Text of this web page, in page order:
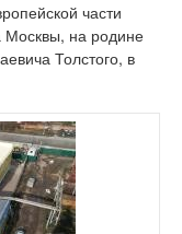
части
Москвы, на родине
Толстого, в